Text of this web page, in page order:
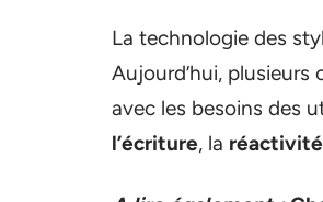
La technologie des
Aujourd’hui,
avec les besoins des
l’écriture, la réactivité